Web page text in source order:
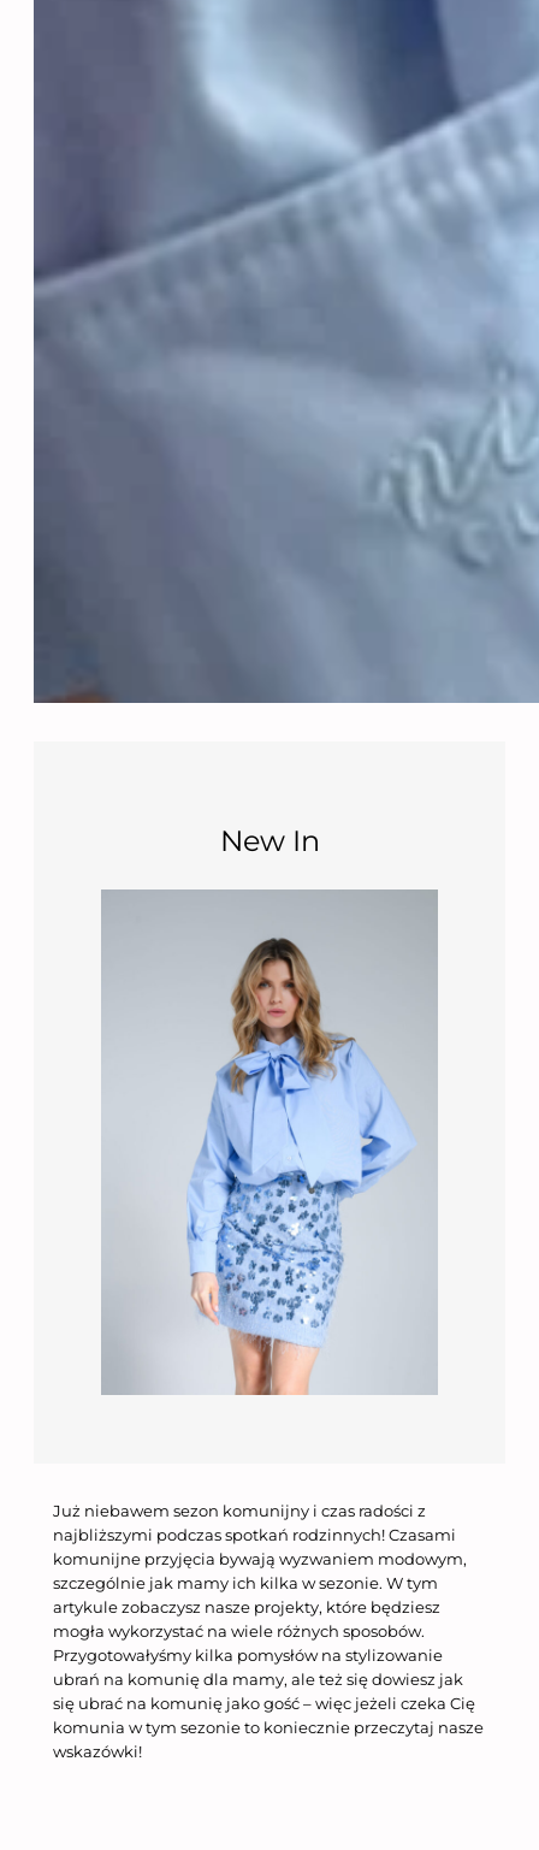
New In
Już niebawem sezon komunijny i czas radości z
najbliższymi podczas spotkań rodzinnych! Czasami
komunijne przyjęcia bywają wyzwaniem modowym,
szczególnie jak mamy ich kilka w sezonie. W tym
artykule zobaczysz nasze projekty, które będziesz
mogła wykorzystać na wiele różnych sposobów.
Przygotowałyśmy kilka pomysłów na stylizowanie
ubrań na komunię dla mamy, ale też się dowiesz jak
się ubrać na komunię jako gość – więc jeżeli czeka Cię
komunia w tym sezonie to koniecznie przeczytaj nasze
wskazówki!